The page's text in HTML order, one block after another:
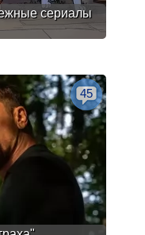
сериалы
45